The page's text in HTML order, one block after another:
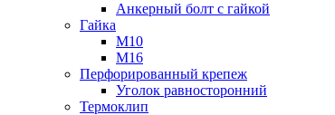
Анкерный болт с гайкой
Гайка
М10
М16
Перфорированный крепеж
Уголок равносторонний
Термоклип